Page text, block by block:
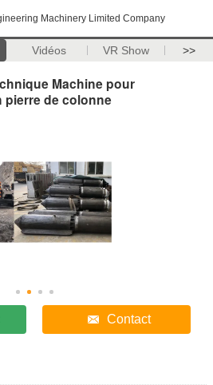
Machinery Limited Company
Vidéos VR Show >>
Machine pour
pierre de colonne
Contact